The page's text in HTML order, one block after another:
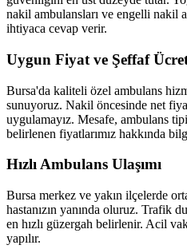
nakil ambulansları ve engelli nakil
ihtiyaca cevap verir.
Uygun Fiyat ve Şeffaf
Bursa'da kaliteli özel ambulans
sunuyoruz. Nakil öncesinde net
uygulamayız. Mesafe, ambulans
belirlenen fiyatlarımız hakkında
Hızlı Ambulans Ulaşımı
Bursa merkez ve yakın ilçelerde
hastanızın yanında oluruz. Trafik
en hızlı güzergah belirlenir. Acil
yapılır.